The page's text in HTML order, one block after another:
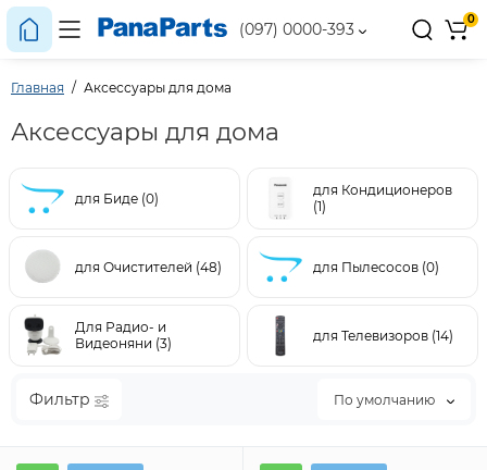
(097) 0000-393
0
Главная Аксессуары для дома
Аксессуары для дома
для Биде (0)
для Кондиционеров
(1)
для Очистителей (48) для Пылесосов (0)
Для Радио- и
Видеоняни (3)
для Телевизоров (14)
Фильтр По умолчанию